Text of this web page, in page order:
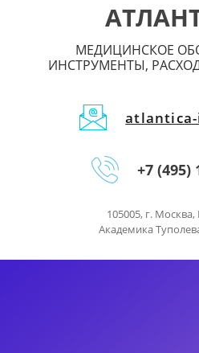
МЕДИЦИНСКОЕ
ИНСТРУМЕНТЫ,
+7 (495)
105005, г.
Академика